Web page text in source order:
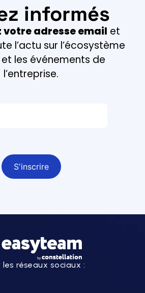
informés
votre adresse email et
l’actu sur l’écosystème
les événements de
l’entreprise.
réseaux sociaux :